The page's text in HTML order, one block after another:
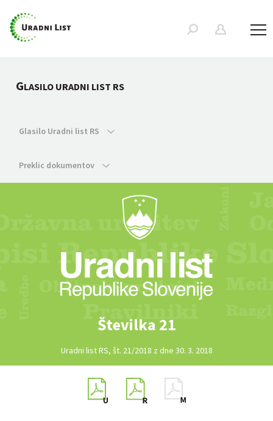
GLASILO URADNI LIST RS
Glasilo Uradni list RS
Preklic dokumentov
Številka 21
Uradni list RS, št. 21/2018 z dne 30. 3. 2018